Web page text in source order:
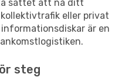
sättet att nå ditt
eller privat
är en
steg